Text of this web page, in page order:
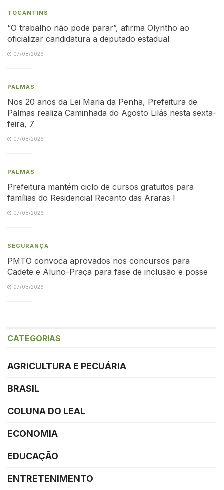
TOCANTINS
“O trabalho não pode parar”, afirma Olyntho ao
oficializar candidatura a deputado estadual
07/08/2026
PALMAS
Nos 20 anos da Lei Maria da Penha, Prefeitura de
Palmas realiza Caminhada do Agosto Lilás nesta sexta-
feira, 7
07/08/2026
PALMAS
Prefeitura mantém ciclo de cursos gratuitos para
famílias do Residencial Recanto das Araras I
07/08/2026
SEGURANÇA
PMTO convoca aprovados nos concursos para
Cadete e Aluno-Praça para fase de inclusão e posse
07/08/2026
CATEGORIAS
AGRICULTURA E PECUÁRIA
BRASIL
COLUNA DO LEAL
ECONOMIA
EDUCAÇÃO
ENTRETENIMENTO